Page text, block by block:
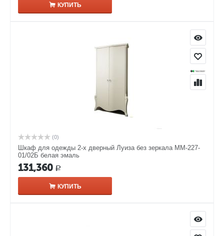
КУПИТЬ
(0)
Шкаф для одежды 2-х дверный Луиза без зеркала ММ-227-
01/02Б белая эмаль
131,360 Р
КУПИТЬ